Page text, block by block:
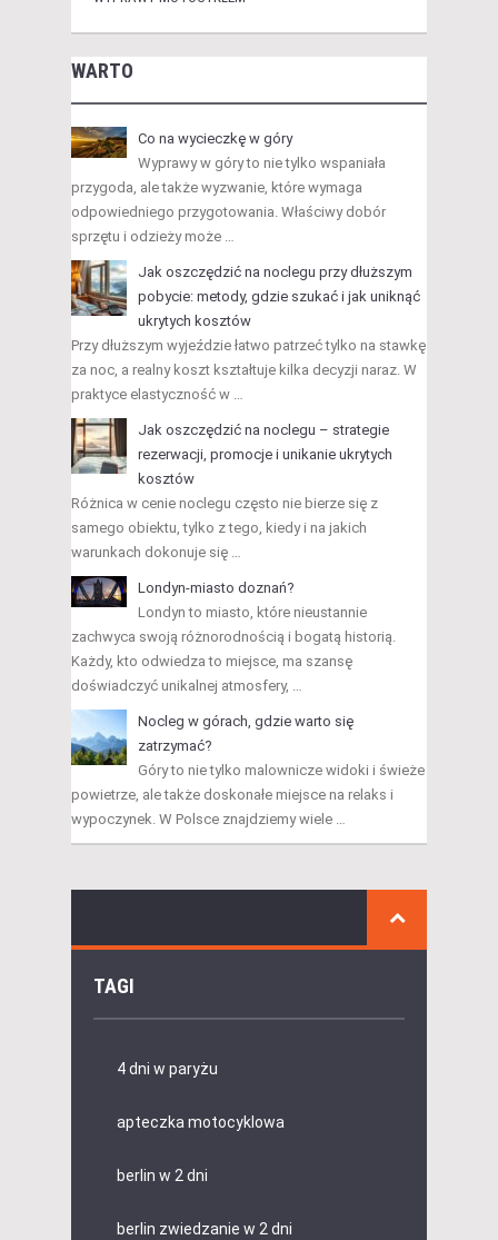
WARTO
Co na wycieczkę w góry
Wyprawy w góry to nie tylko wspaniała
przygoda, ale także wyzwanie, które wymaga
odpowiedniego przygotowania. Właściwy dobór
sprzętu i odzieży może …
Jak oszczędzić na noclegu przy dłuższym
pobycie: metody, gdzie szukać i jak uniknąć
ukrytych kosztów
Przy dłuższym wyjeździe łatwo patrzeć tylko na stawkę
za noc, a realny koszt kształtuje kilka decyzji naraz. W
praktyce elastyczność w …
Jak oszczędzić na noclegu – strategie
rezerwacji, promocje i unikanie ukrytych
kosztów
Różnica w cenie noclegu często nie bierze się z
samego obiektu, tylko z tego, kiedy i na jakich
warunkach dokonuje się …
Londyn-miasto doznań?
Londyn to miasto, które nieustannie
zachwyca swoją różnorodnością i bogatą historią.
Każdy, kto odwiedza to miejsce, ma szansę
doświadczyć unikalnej atmosfery, …
Nocleg w górach, gdzie warto się
zatrzymać?
Góry to nie tylko malownicze widoki i świeże
powietrze, ale także doskonałe miejsce na relaks i
wypoczynek. W Polsce znajdziemy wiele …
TAGI
4 dni w paryżu
apteczka motocyklowa
berlin w 2 dni
berlin zwiedzanie w 2 dni